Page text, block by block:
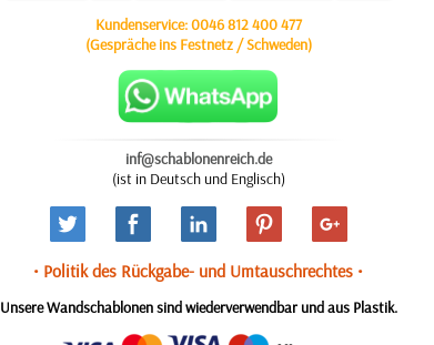
Kundenservice:0046 812 400 477
(Gespräche ins Festnetz / Schweden)
inf@schablonenreich.de
(ist in Deutsch und Englisch)
• Politik des Rückgabe- und Umtauschrechtes •
Unsere Wandschablonen sind wiederverwendbar und aus Plastik.